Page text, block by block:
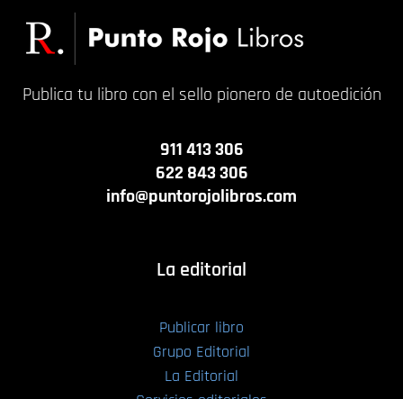
Publica tu libro con el sello pionero de autoedición
911 413 306
622 843 306
info@puntorojolibros.com
La editorial
Publicar libro
Grupo Editorial
La Editorial